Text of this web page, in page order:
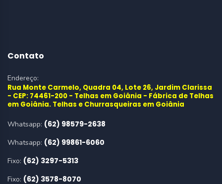
Contato
Endereço:
Rua Monte Carmelo, Quadra 04, Lote 26, Jardim Clarissa
- CEP: 74461-200 - Telhas em Goiânia - Fábrica de Telhas
em Goiânia. Telhas e Churrasqueiras em Goiânia
Whatsapp: (62) 98579-2638
Whatsapp: (62) 99861-6060
Fixo: (62) 3297-5313
Fixo: (62) 3578-8070